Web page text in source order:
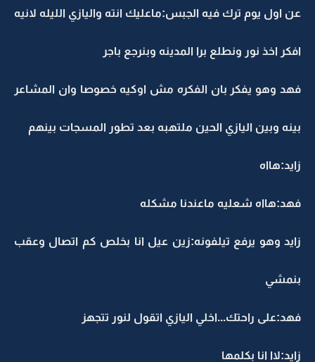
عن اول يوم ترك فيه الجبس:ماعليك انته واليازي الليله لانيه
افكر اخذ نور ونطلع برا المدينه وبنرجع باجر
فهد وهو يفكر بان الفكره مش اوكيه خصوصا وان المشاعر
بينه وبين اليازي الحين ملتهبه بعد تطور المسجات بينهم
زايد:هااه
فهد:هااه شعليه ماعندنا مشكله
زايد وهو يرفع تيلفونه:زين عيل انا بخلص كم اتصال وعقب
بنمشي
فهد:على راحتك...اخلي اليازي اتقول لنور تتجهز
زايد:لاا انا بكلمها